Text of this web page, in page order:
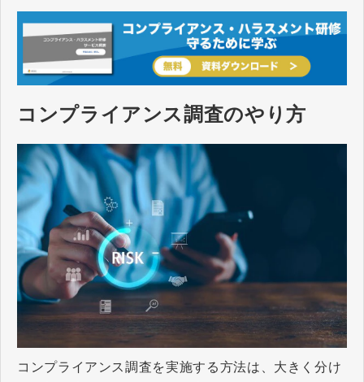
コンプライアンス調査のやり方
コンプライアンス調査を実施する方法は、大きく分け